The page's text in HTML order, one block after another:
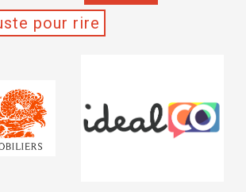
pour rire